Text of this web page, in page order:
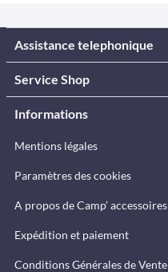
Assistance telephonique
Service Shop
Informations
Mentions légales
Paramètres des cookies
A propos de Camp’ accessoires
Expédition et paiement
Conditions Générales de Vente